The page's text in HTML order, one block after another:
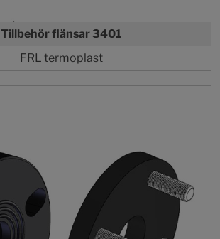
Tillbehör flänsar 3401
FRL termoplast